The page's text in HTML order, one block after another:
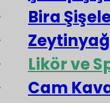
Bira
Likör ve
Cam